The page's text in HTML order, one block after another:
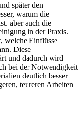
später den
warum die
aber auch die
in der Praxis.
welche Einflüsse
Diese
und dadurch wird
bei der Notwendigkeit
deutlich besser
teureren Arbeiten